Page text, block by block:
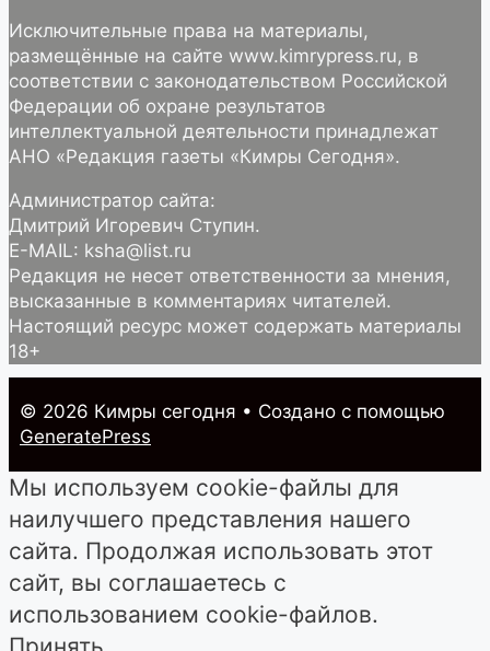
Исключительные права на материалы,
размещённые на сайте www.kimrypress.ru, в
соответствии с законодательством Российской
Федерации об охране результатов
интеллектуальной деятельности принадлежат
АНО «Редакция газеты «Кимры Сегодня».
Администратор сайта:
Дмитрий Игоревич Ступин.
E-MAIL: ksha@list.ru
Редакция не несет ответственности за мнения,
высказанные в комментариях читателей.
Настоящий ресурс может содержать материалы
18+
© 2026 Кимры cегодня • Создано с помощью
GeneratePress
Мы используем cookie-файлы для
наилучшего представления нашего
сайта. Продолжая использовать этот
сайт, вы соглашаетесь с
использованием cookie-файлов.